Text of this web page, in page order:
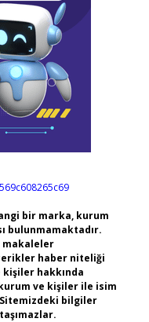
bir marka, kurum
bulunmamaktadır.
makaleler
haber niteliği
hakkında
ve kişiler ile isim
bilgiler